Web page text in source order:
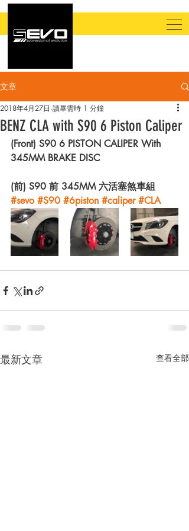
文章
BENZ CLA with S90 6 Piston Caliper
2018年4月27日 讀畢需時 1 分鐘
(Front) S90 6 PISTON CALIPER With
345MM BRAKE DISC
(前) S90 前 345MM 六活塞煞車組
#sevo #S90 #6piston #caliper #CLA
最新文章 查看全部